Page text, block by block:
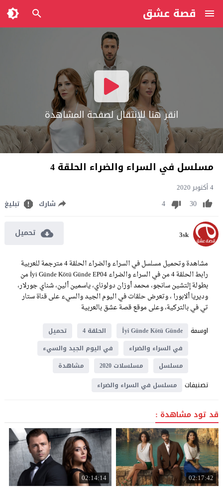
قصة عشق
انقر هنا للإنتقال لصفحة المشاهدة
مسلسل في السراء والضراء الحلقة 4
4 أكتوبر 2020
30
4 شارك تبليغ
3sk تحميل
مشاهدة وتحميل مسلسل في السراء والضراء الحلقة 4 مترجمة للعربية
رابط الحلقة 4 من في السراء والضراء İyi Günde Kötü Günde EP04 من
بطولة إلتشين سانجو، محمد أوزان دولوناي، ياسمين ألين، شناي جورلار،
وديريا ألابورا ، وتعرض حلقات في اليوم الجيد والسيء على قناة ستار
تي في بالتركية، وعلى موقع قصة عشق بالعربية
اوسمة
İyi Günde Kötü Günde الحلقة 4
تحميل
في السراء والضراء
في اليوم الجيد والسيء
مسلسل
مسلسلات 2020 مشاهدة
تصنيفات مسلسل في السراء والضراء
قد تود مشاهدة :
02:17:42
02:14:14